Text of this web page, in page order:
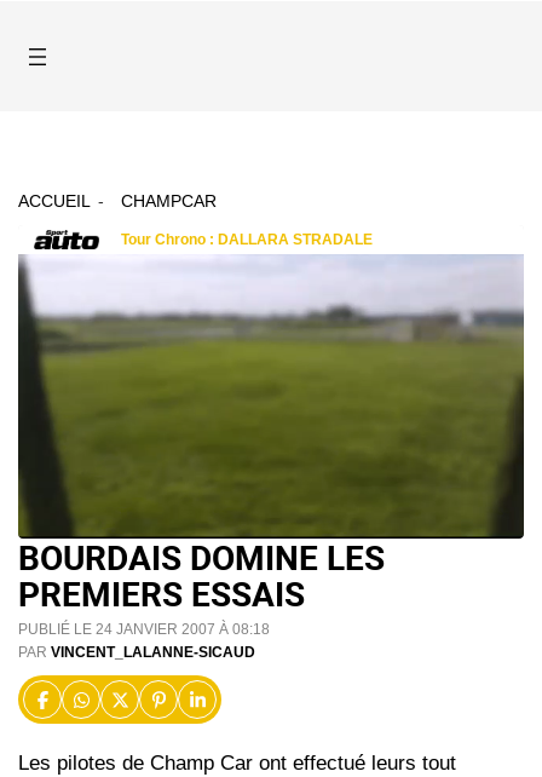
ACCUEIL CHAMPCAR
BOURDAIS DOMINE LES
PREMIERS ESSAIS
PUBLIÉ LE 24 JANVIER 2007 À 08:18
PAR VINCENT_LALANNE-SICAUD
Les pilotes de Champ Car ont effectué leurs tout